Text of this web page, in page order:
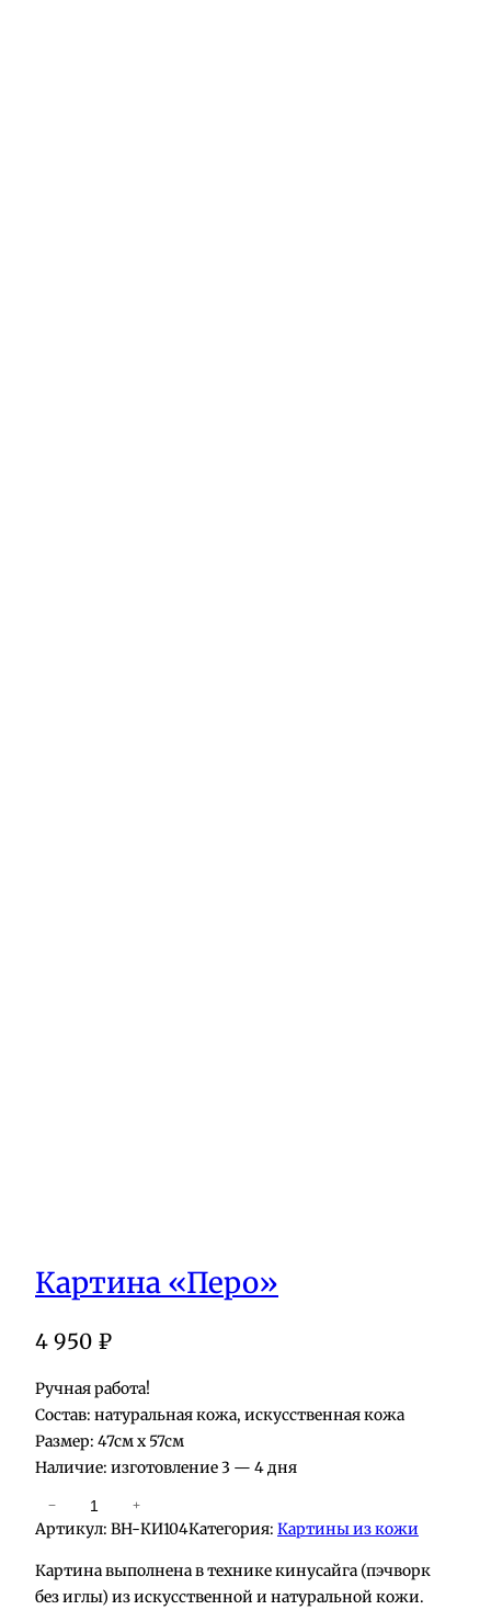
Картина «Перо»
4 950 ₽
Ручная работа!
Состав: натуральная кожа, искусственная кожа
Размер: 47см х 57см
Наличие: изготовление 3 — 4 дня
о
л
и
− +
Артикул: BH-КИ104Категория: Картины из кожи
Картина выполнена в технике кинусайга (пэчворк
без иглы) из искусственной и натуральной кожи.